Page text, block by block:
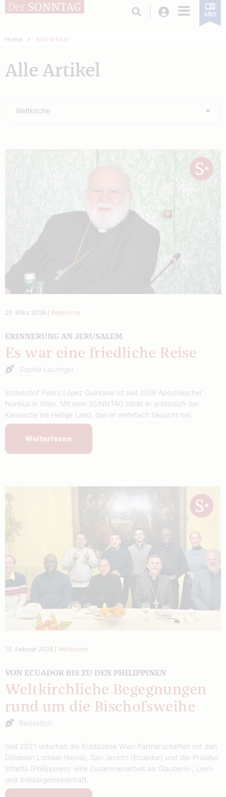
Login ABO
Home Alle Artikel
Alle Artikel
Weltkirche
25. März 2026 Weltkirche
ERINNERUNG AN JERUSALEM
Es war eine friedliche Reise
Sophie Lauringer
Erzbischof Pedro López Quintana ist seit 2019 Apostolischer
Nuntius in Wien. Mit dem SONNTAG blickt er anlässlich der
Karwoche ins Heilige Land, das er mehrfach besucht hat.
Weiterlesen
10. Februar 2026 Weltkirche
VON ECUADOR BIS ZU DEN PHILIPPINEN
Weltkirchliche Begegnungen
rund um die Bischofsweihe
Redaktion
Seit 2021 unterhält die Erzdiözese Wien Partnerschaften mit den
Diözesen Lodwar (Kenia), San Jacinto (Ecuador) und der Prälatur
Infanta (Philippinen): eine Zusammenarbeit als Glaubens-, Lern-
und Solidargemeinschaft.